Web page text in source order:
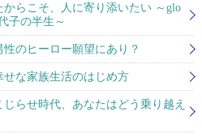
からこそ、人に寄り添いたい ～glo
子の半生～
のヒーロー願望にあり？
な家族生活のはじめ方
らせ時代、あなたはどう乗り越え